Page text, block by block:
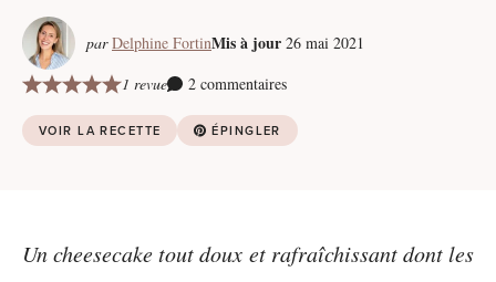
par Delphine FortinMis à jour 26 mai 2021
1 revue
2 commentaires
VOIR LA RECETTE ÉPINGLER
Un cheesecake tout doux et rafraîchissant dont les